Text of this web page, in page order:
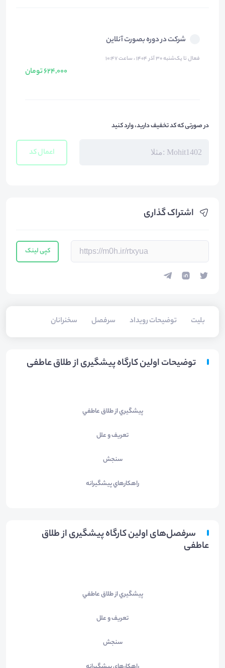
اشتراک گذاری
کپی لینک
بلیت‌ توضیحات رویداد سرفصل سخنرانان
شرکت در دوره بصورت آنلاین
فعال تا یک‌شنبه ۳۰ آذر ۱۴۰۴ ، ساعت ۱۰:۴۷
624,000 تومان
در صورتی که کد تخفیف دارید، وارد کنید
اعمال کد
توضیحات اولین کارگاه پیشگیری از طلاق عاطفی
پيشگيري از طلاق عاطفي
تعريف و علل
سنجش
راهکارهاي پيشگيرانه
سرفصل‌های اولین کارگاه پیشگیری از طلاق
عاطفی
پيشگيري از طلاق عاطفي
تعريف و علل
سنجش